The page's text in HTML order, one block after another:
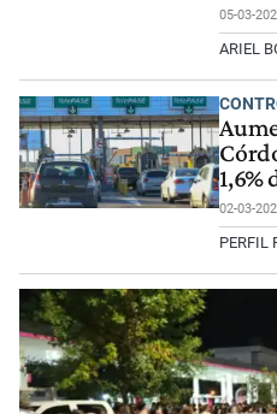
05-03-
ARIEL
1,6%
02-03-
PERFIL